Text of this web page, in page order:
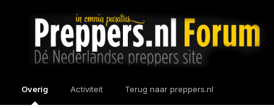
Overig Activiteit Terug naar preppers.nl